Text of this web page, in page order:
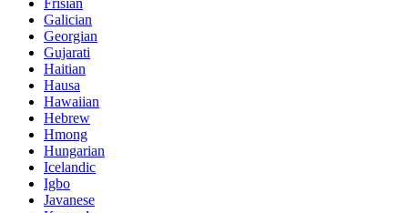
Galician
Georgian
Gujarati
Haitian
Hausa
Hawaiian
Hebrew
Hmong
Hungarian
Icelandic
Igbo
Javanese